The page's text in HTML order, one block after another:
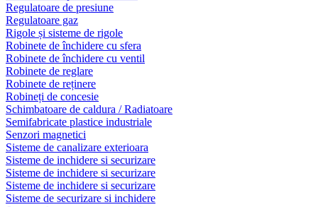
Regulatoare de presiune
Regulatoare gaz
Rigole și sisteme de rigole
Robinete de închidere cu sfera
Robinete de închidere cu ventil
Robinete de reglare
Robinete de reținere
Robineți de concesie
Schimbatoare de caldura / Radiatoare
Semifabricate plastice industriale
Senzori magnetici
Sisteme de canalizare exterioara
Sisteme de inchidere si securizare
Sisteme de inchidere si securizare
Sisteme de inchidere si securizare
Sisteme de securizare si inchidere